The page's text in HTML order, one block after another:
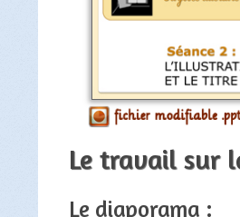
Le travail sur
Le diaporama :